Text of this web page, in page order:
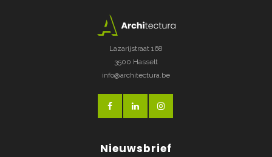
Lazarijstraat 168
3500 Hasselt
info@architectura.be
Nieuwsbrief